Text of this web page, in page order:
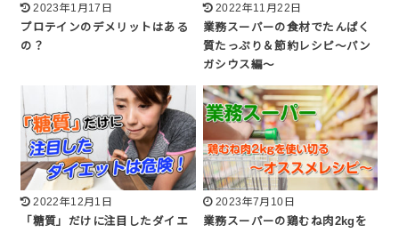
2023年1月17日
プロテインのデメリットはある
の？
2022年11月22日
業務スーパーの食材でたんぱく
質たっぷり＆節約レシピ〜パン
ガシウス編〜
2022年12月1日
「糖質」だけに注目したダイエ
2023年7月10日
業務スーパーの鶏むね肉2kgを